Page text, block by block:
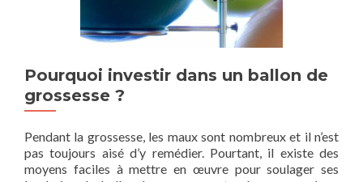
Pourquoi investir dans un ballon de
grossesse ?
Pendant la grossesse, les maux sont nombreux et il n’est
pas toujours aisé d’y remédier. Pourtant, il existe des
moyens faciles à mettre en œuvre pour soulager ses